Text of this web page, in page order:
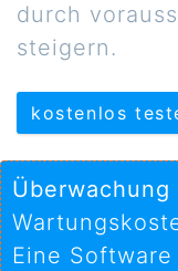
durch
steigern.
kostenlos
Eine